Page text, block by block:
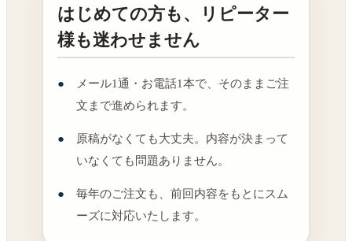
はじめての方も、リピーター
様も迷わせません
メール1通・お電話1本で、そのままご注
文まで進められます。
原稿がなくても大丈夫。内容が決まって
いなくても問題ありません。
毎年のご注文も、前回内容をもとにスム
ーズに対応いたします。